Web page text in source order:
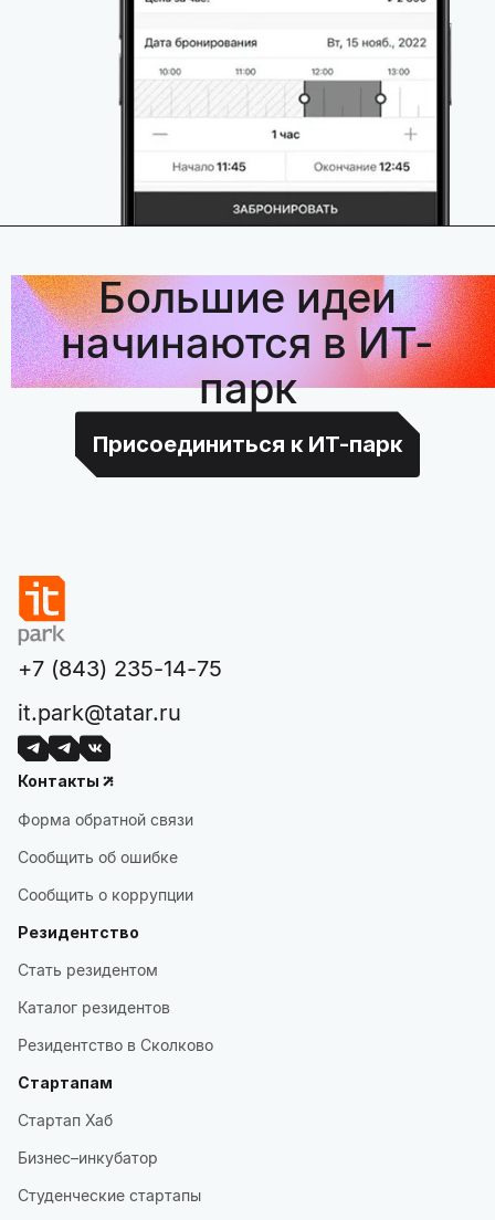
Большие идеи
начинаются в ИТ-
парк
Присоединиться к ИТ-парк
+7 (843) 235-14-75
it.park@tatar.ru
Контакты
Форма обратной связи
Сообщить об ошибке
Сообщить о коррупции
Резидентство
Стать резидентом
Каталог резидентов
Резидентство в Сколково
Стартапам
Стартап Хаб
Бизнес–инкубатор
Студенческие стартапы